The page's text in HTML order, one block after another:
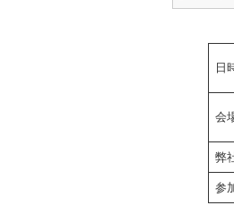
日
会
弊
参